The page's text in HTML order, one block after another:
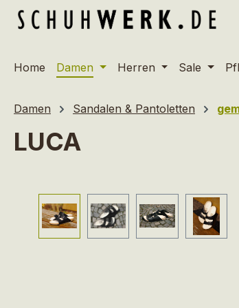
Hauptinhalt springen
Zur Suche springen
Zur Hauptnavigation springen
Home Damen Herren Sale
Damen Sandalen & Pantoletten
LUCA
Bildergalerie überspringen